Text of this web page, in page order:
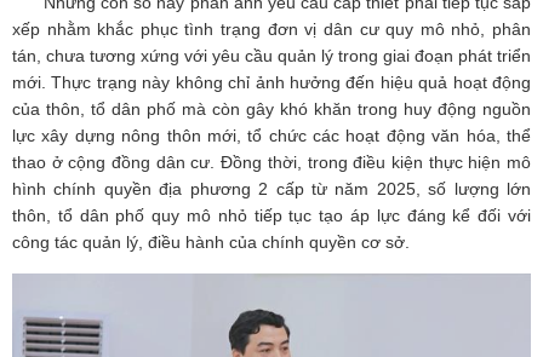
xếp nhằm khắc phục tình trạng đơn vị dân cư quy mô nhỏ, phân
tán, chưa tương xứng với yêu cầu quản lý trong giai đoạn phát triển
mới. Thực trạng này không chỉ ảnh hưởng đến hiệu quả hoạt động
của thôn, tổ dân phố mà còn gây khó khăn trong huy động nguồn
lực xây dựng nông thôn mới, tổ chức các hoạt động văn hóa, thể
thao ở cộng đồng dân cư. Đồng thời, trong điều kiện thực hiện mô
hình chính quyền địa phương 2 cấp từ năm 2025, số lượng lớn
thôn, tổ dân phố quy mô nhỏ tiếp tục tạo áp lực đáng kể đối với
công tác quản lý, điều hành của chính quyền cơ sở.